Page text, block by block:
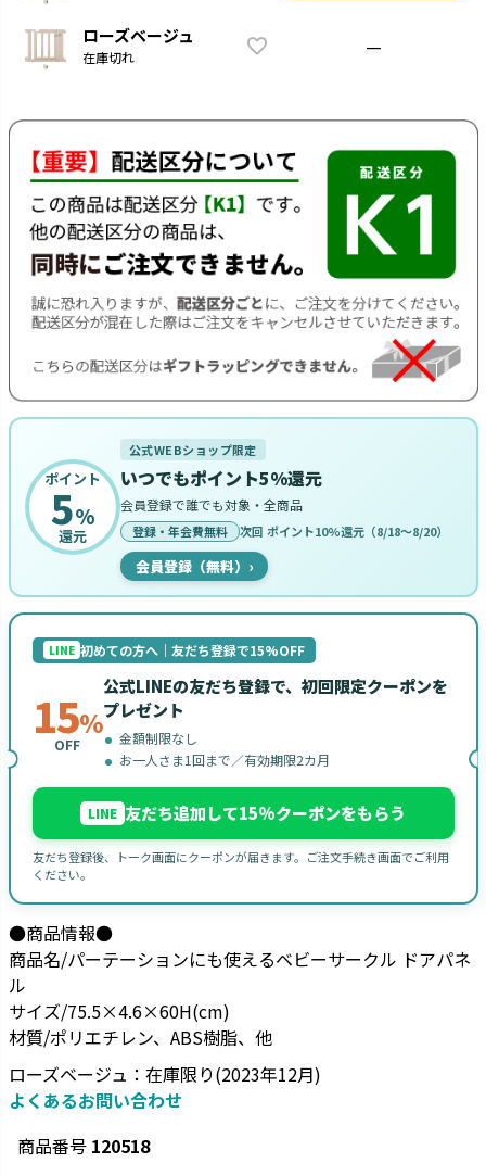
ローズベージュ
在庫切れ —
ポイント
5%
還元
公式WEBショップ限定
いつでもポイント5%還元
会員登録で誰でも対象・全商品
登録・年会費無料 次回 ポイント10%還元（8/18〜8/20）
会員登録（無料） ›
LINE 初めての方へ｜友だち登録で15%OFF
15%
OFF
公式LINEの友だち登録で、初回限定クーポンを
プレゼント
金額制限なし
お一人さま1回まで／有効期限2カ月
LINE 友だち追加して15%クーポンをもらう
友だち登録後、トーク画面にクーポンが届きます。ご注文手続き画面でご利用
ください。
●商品情報●
商品名/パーテーションにも使えるベビーサークル ドアパネ
ル
サイズ/75.5×4.6×60H(cm)
材質/ポリエチレン、ABS樹脂、他
ローズベージュ：在庫限り(2023年12月)
よくあるお問い合わせ
商品番号 120518